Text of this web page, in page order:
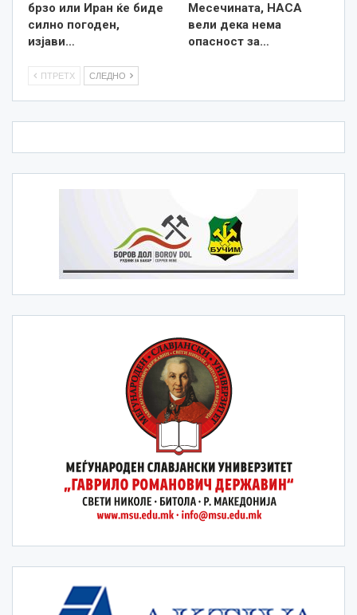
брзо или Иран ќе биде
силно погоден,
изјави…
Месечината, НАСА
вели дека нема
опасност за…
ПТРЕТХ СЛЕДНО